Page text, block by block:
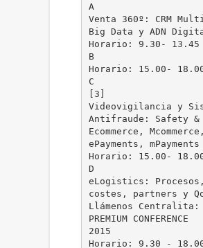
A
Venta 360º: CRM
Big Data y ADN
Horario: 9.30- 13.45
B
Horario: 15.00-
C
[3]
Videovigilancia y
Antifraude: Safety &
Ecommerce, Mcommerce,
ePayments, mPayments
Horario: 15.00-
D
eLogistics:
costes, partners y
Llámenos Centralita:
PREMIUM CONFERENCE
2015
Horario: 9.30 -